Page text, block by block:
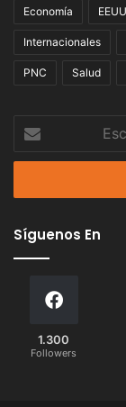
Economía EEUU
Internacionales
PNC Salud
tu
correo
Síguenos En
1.300
Followers